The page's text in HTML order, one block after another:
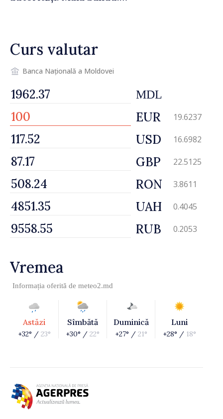
Curs valutar
Banca Națională a Moldovei
MDL
EUR 19.6237
USD 16.6982
GBP 22.5125
RON 3.8611
UAH 0.4045
RUB 0.2053
Vremea
Informația oferită de meteo2.md
Astăzi
+32° / 23°
Sîmbătă
+30° / 22°
Duminică
+27° / 21°
Luni
+28° / 18°